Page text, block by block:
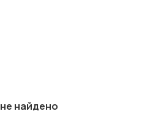
найдено